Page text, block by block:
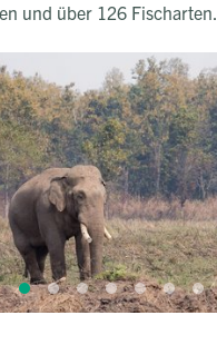
und über 126 Fischarten.